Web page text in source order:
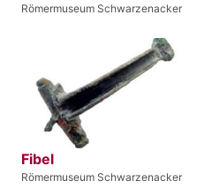
Römermuseum Schwarzenacker
Fibel
Römermuseum Schwarzenacker